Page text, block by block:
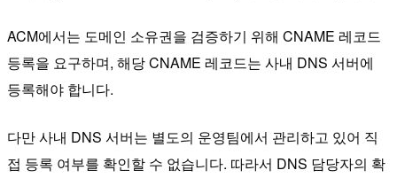
ACM에서는 도메인 소유권을 검증하기 위해 CNAME 레코드
등록을 요구하며, 해당 CNAME 레코드는 사내 DNS 서버에
등록해야 합니다.
다만 사내 DNS 서버는 별도의 운영팀에서 관리하고 있어 직
접 등록 여부를 확인할 수 없습니다. 따라서 DNS 담당자의 확